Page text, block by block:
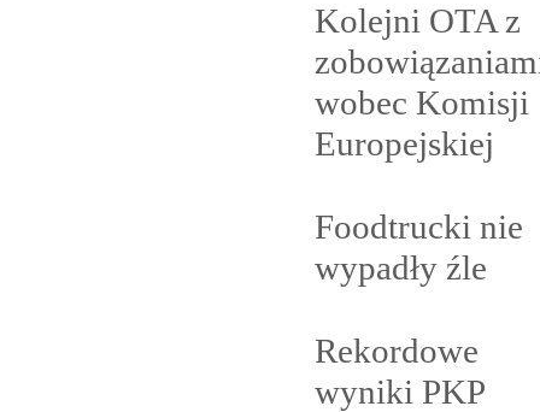
Kolejni OTA z
wobec Komisji
Europejskiej
Foodtrucki nie
wypadły źle
Rekordowe
wyniki PKP